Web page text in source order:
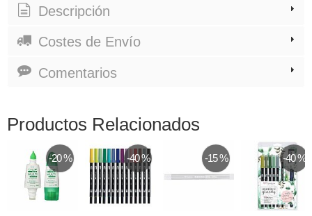
Descripción
Costes de Envío
Comentarios
Productos Relacionados
-20 % -40 % -15 % -40 %